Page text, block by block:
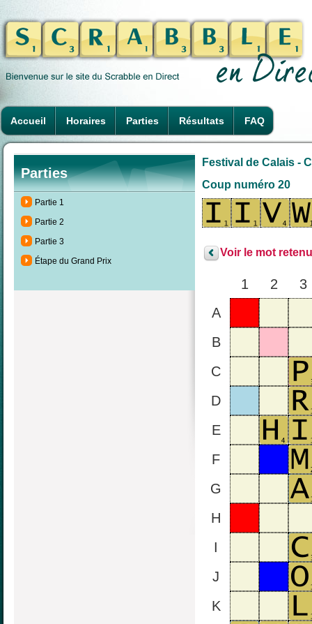
Accueil Horaires Parties Résultats FAQ
Parties
Partie 1
Partie 2
Partie 3
Étape du Grand Prix
Festival de Calais -
Coup numéro 20
Voir le mot
1 2
3
A
B
C
D
E
F
G
H
I
J
K